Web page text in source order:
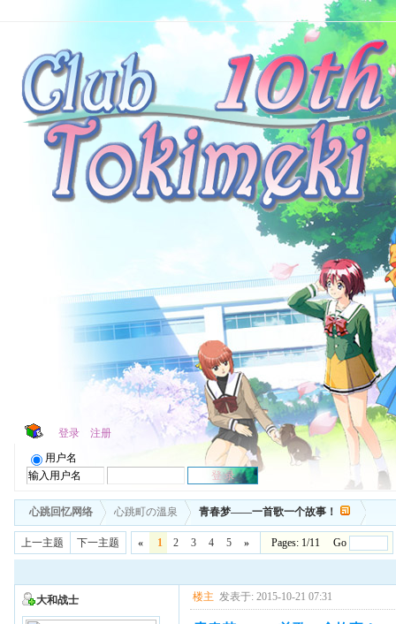
登录 注册
用户名
心跳回忆网络 心跳町の溫泉 青春梦——一首歌一个故事！
上一主题 下一主题 « 1 2 3 4 5 » Pages: 1/11 Go
大和战士 楼主 发表于: 2015-10-21 07:31